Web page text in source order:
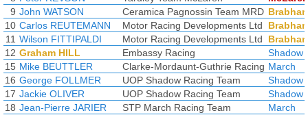
9 John WATSON Ceramica Pagnossin Team MRD
10 Carlos REUTEMANN Motor Racing Developments Ltd
11 Wilson FITTIPALDI Motor Racing Developments Ltd
12 Graham HILL Embassy Racing
Shadow
15 Mike BEUTTLER Clarke-Mordaunt-Guthrie Racing March
16 George FOLLMER UOP Shadow Racing Team
Shadow
17 Jackie OLIVER UOP Shadow Racing Team
Shadow
18 Jean-Pierre JARIER STP March Racing Team
March